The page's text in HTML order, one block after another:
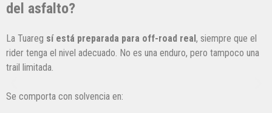
del asfalto?
La Tuareg sí está preparada para off-road real, siempre que el
rider tenga el nivel adecuado. No es una enduro, pero tampoco una
trail limitada.
Se comporta con solvencia en: